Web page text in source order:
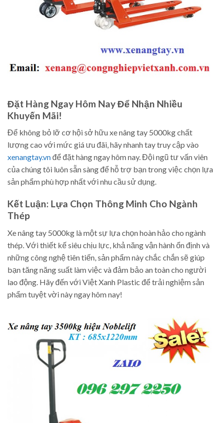
Đặt Hàng Ngay Hôm Nay Để Nhận Nhiều
Khuyến Mãi!
Để không bỏ lỡ cơ hội sở hữu xe nâng tay 5000kg chất
lượng cao với mức giá ưu đãi, hãy nhanh tay truy cập vào
xenangtay.vnđể đặt hàng ngay hôm nay. Đội ngũ tư vấn viên
của chúng tôi luôn sẵn sàng để hỗ trợ bạn trong việc chọn lựa
sản phẩm phù hợp nhất với nhu cầu sử dụng.
Kết Luận: Lựa Chọn Thông Minh Cho Ngành
Thép
Xe nâng tay 5000kg là một sự lựa chọn hoàn hảo cho ngành
thép. Với thiết kế siêu chịu lực, khả năng vận hành ổn định và
những công nghệ tiên tiến, sản phẩm này chắc chắn sẽ giúp
bạn tăng năng suất làm việc và đảm bảo an toàn cho người
lao động. Hãy đến với Việt Xanh Plastic để trải nghiệm sản
phẩm tuyệt vời này ngay hôm nay!